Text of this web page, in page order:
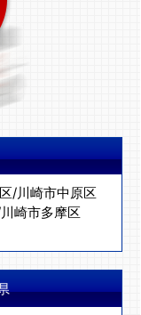
/川崎市中原区
川崎市多摩区